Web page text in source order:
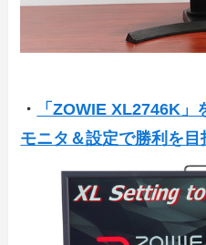
・
「ZOWIE XL2746K
モニタ＆設定で勝利を目